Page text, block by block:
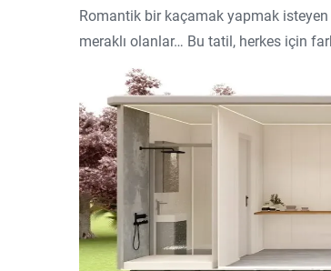
Romantik bir kaçamak yapmak
meraklı olanlar… Bu tatil, herkes için